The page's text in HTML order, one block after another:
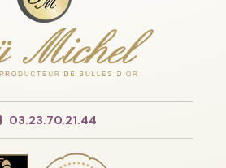
03.23.70.21.44